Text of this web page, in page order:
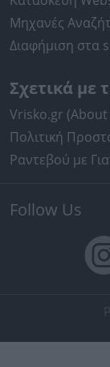
Μηχανές
Διαφήμιση στα
Σχετικά με
Vrisko.gr (About
Πολιτική
Ραντεβού με
Follow Us